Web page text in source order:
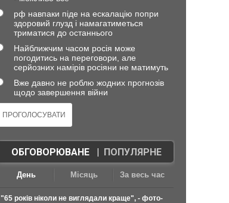
рф навпаки піде на ескалацію попри
здоровий глузд і намагатиметься
триматися до останнього
Найближчим часом росія може
погодитись на переговори, але
серйозних намірів росіяни не матимуть
Вже давно не роблю жодних прогнозів
щодо завершення війни
ОБГОВОРЮВАНЕ| ПОПУЛЯРНЕ
День Місяць За весь час
"65 років ніколи не виглядали краще", - фото-